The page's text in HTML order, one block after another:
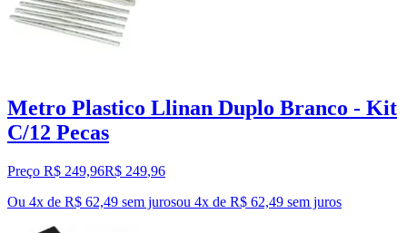
Metro Plastico Llinan Duplo Branco - Kit
C/12 Pecas
Preço R$ 249,96R$ 249,96
Ou 4x de R$ 62,49 sem jurosou 4x de R$ 62,49 sem juros